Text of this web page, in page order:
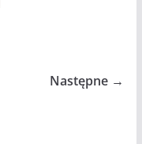
Następne →